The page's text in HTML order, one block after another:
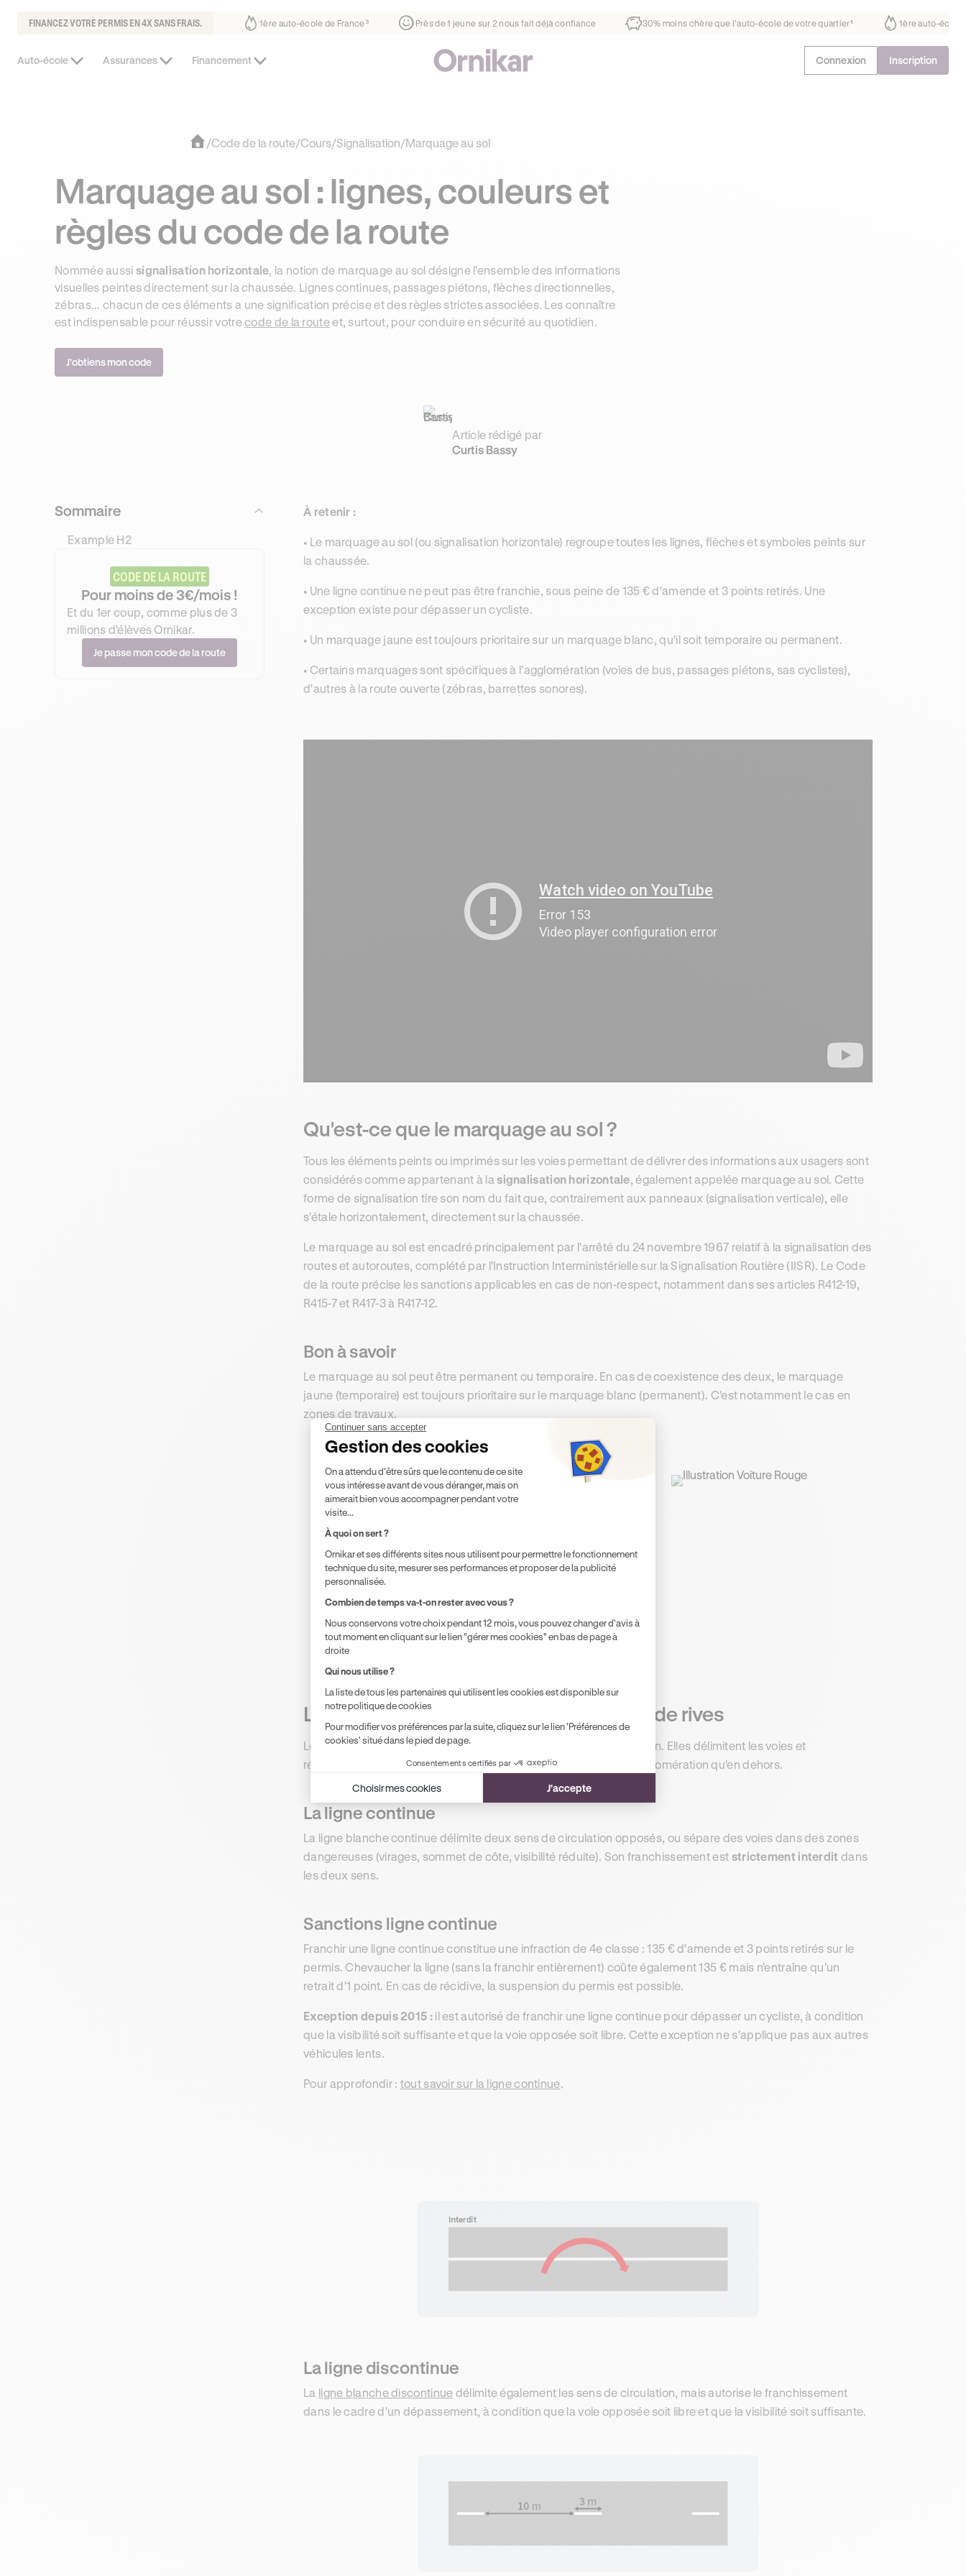
FINANCEZ VOTRE PERMIS EN 4X SANS FRAIS.
déjà confiance 30% moins chère que l’auto-école de votre quartier¹ 1ère auto-école de France³ Près de 1 jeune sur 2 nous fait déjà confiance 30% moins chère que l’auto-école de votre
Auto-école Assurances Financement Connexion Inscription
/Code de la route/Cours/Signalisation/Marquage au sol
Marquage au sol : lignes, couleurs et
règles du code de la route
Nommée aussi signalisation horizontale, la notion de marquage au sol désigne l'ensemble des informations
visuelles peintes directement sur la chaussée. Lignes continues, passages piétons, flèches directionnelles,
zébras... chacun de ces éléments a une signification précise et des règles strictes associées. Les connaître
est indispensable pour réussir votrecode de la routeet, surtout, pour conduire en sécurité au quotidien.
J'obtiens mon code
Article rédigé par
Curtis Bassy
Sommaire
Example H2
CODE DE LA ROUTE
Pour moins de 3€/mois !
Et du 1er coup, comme plus de 3
millions d'élèves Ornikar.
Je passe mon code de la route
À retenir :
• Le marquage au sol (ou signalisation horizontale) regroupe toutes les lignes, flèches et symboles peints sur
la chaussée.
• Une ligne continue ne peut pas être franchie, sous peine de 135 € d'amende et 3 points retirés. Une
exception existe pour dépasser un cycliste.
• Un marquage jaune est toujours prioritaire sur un marquage blanc, qu'il soit temporaire ou permanent.
• Certains marquages sont spécifiques à l'agglomération (voies de bus, passages piétons, sas cyclistes),
d'autres à la route ouverte (zébras, barrettes sonores).
Qu'est-ce que le marquage au sol ?
Tous les éléments peints ou imprimés sur les voies permettant de délivrer des informations aux usagers sont
considérés comme appartenant à lasignalisation horizontale, également appelée marquage au sol. Cette
forme de signalisation tire son nom du fait que, contrairement aux panneaux (signalisation verticale), elle
s'étale horizontalement, directement sur la chaussée.
Le marquage au sol est encadré principalement par l'arrêté du 24 novembre 1967 relatif à la signalisation des
routes et autoroutes, complété par l'Instruction Interministérielle sur la Signalisation Routière (IISR). Le Code
de la route précise les sanctions applicables en cas de non-respect, notamment dans ses articles R412-19,
R415-7 et R417-3 à R417-12.
Bon à savoir
Le marquage au sol peut être permanent ou temporaire. En cas de coexistence des deux, le marquage
jaune (temporaire) est toujours prioritaire sur le marquage blanc (permanent). C'est notamment le cas en
zones de travaux.
+ 1M DE TÉLÉCHARGEMENTS
Le code de la route du 1er coup !
1 700 questions, fiches de cours et examens blancs pour
réussir l'examen officiel 2026.
Les lignes longitudinales : médianes et de rives
Les lignes longitudinales sont orientées dans le sens de la circulation. Elles délimitent les voies et
réglementent les dépassements. On les retrouve aussi bien en agglomération qu'en dehors.
La ligne continue
La ligne blanche continue délimite deux sens de circulation opposés, ou sépare des voies dans des zones
dangereuses (virages, sommet de côte, visibilité réduite). Son franchissement est strictement interdit dans
les deux sens.
Sanctions ligne continue
Franchir une ligne continue constitue une infraction de 4e classe : 135 € d'amende et 3 points retirés sur le
permis. Chevaucher la ligne (sans la franchir entièrement) coûte également 135 € mais n'entraîne qu'un
retrait d'1 point. En cas de récidive, la suspension du permis est possible.
Exception depuis 2015 :il est autorisé de franchir une ligne continue pour dépasser un cycliste, à condition
que la visibilité soit suffisante et que la voie opposée soit libre. Cette exception ne s'applique pas aux autres
véhicules lents.
Pour approfondir : tout savoir sur la ligne continue.
La ligne discontinue
La ligne blanche discontinue délimite également les sens de circulation, mais autorise le franchissement
dans le cadre d'un dépassement, à condition que la voie opposée soit libre et que la visibilité soit suffisante.
Continuer sans accepter
Gestion des cookies
Plateforme de Gestion du Consentement : Personnalisez vos Options
On a attendu d'être sûrs que le contenu de ce site
vous intéresse avant de vous déranger, mais on
aimerait bien vous accompagner pendant votre
visite...
À quoi on sert ?
Ornikar et ses différents sites nous utilisent pour permettre le fonctionnement
technique du site, mesurer ses performances et proposer de la publicité
personnalisée.
Combien de temps va-t-on rester avec vous ?
Nous conservons votre choix pendant 12 mois, vous pouvez changer d'avis à
tout moment en cliquant sur le lien "gérer mes cookies" en bas de page à
droite
Qui nous utilise ?
La liste de tous les partenaires qui utilisent les cookies est disponible sur
notre politique de cookies
Pour modifier vos préférences par la suite, cliquez sur le lien 'Préférences de
cookies' situé dans le pied de page.
Consentements certifiés par
Choisir mes cookies J'accepte
Axeptio consent